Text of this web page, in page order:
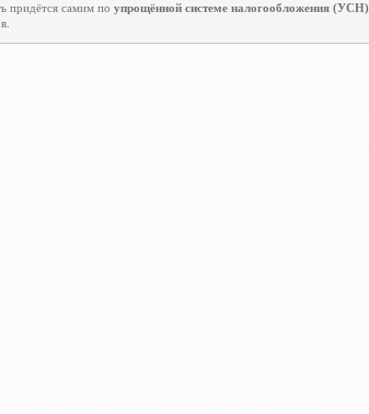
придётся самим по упрощённой системе налогообложения (УСН)